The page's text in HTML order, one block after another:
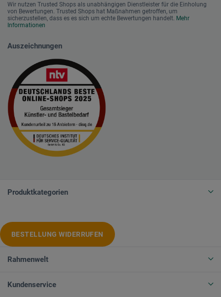
Wir nutzen Trusted Shops als unabhängigen Dienstleister für die Einholung
von Bewertungen. Trusted Shops hat Maßnahmen getroffen, um
sicherzustellen, dass es es sich um echte Bewertungen handelt. Mehr
Informationen
Auszeichnungen
Produktkategorien
BESTELLUNG WIDERRUFEN
Rahmenwelt
Kundenservice